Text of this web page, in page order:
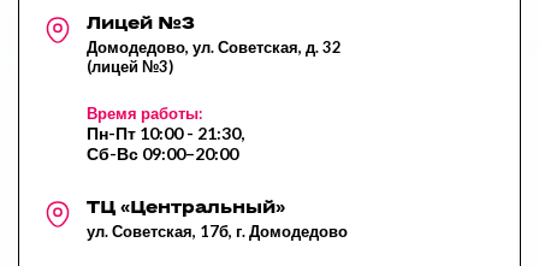
Лицей №3
Домодедово, ул. Советская, д. 32
(лицей №3)
Время работы:
Пн-Пт 10:00 - 21:30,
Сб-Вс 09:00–20:00
ТЦ «Центральный»
ул. Советская, 17б, г. Домодедово